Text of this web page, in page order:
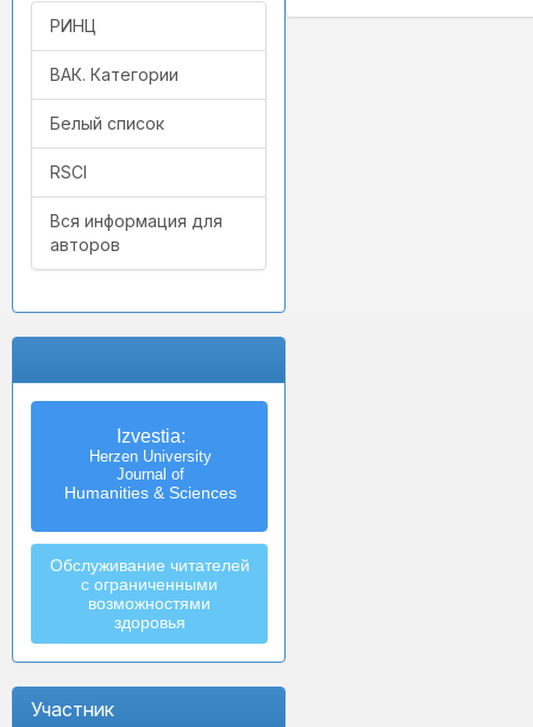
РИНЦ
ВАК. Категории
Белый список
RSCI
Вся информация для
авторов
Известия
Российского государственного
педагогического университета
им. А.И. Герцена
Izvestia:
Herzen University
Journal of
Humanities & Sciences
Обслуживание читателей
с ограниченными
возможностями
здоровья
Участник